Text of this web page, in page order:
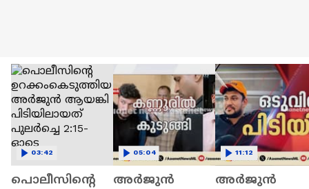
പൊലീസിന്റെ
03:42
അർജുൻ
05:04
അർജുൻ
11:12